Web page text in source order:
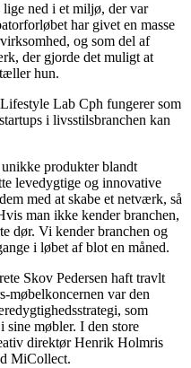
ned i et miljø, der var
har givet en masse
og som del af
der gjorde det muligt at
hun.
Lab Cph fungerer som
i livsstilsbranchen kan
produkter blandt
levedygtige og innovative
med at skabe et netværk, så
man ikke kender branchen,
dør. Vi kender branchen og
i løbet af blot en måned.
Skov Pedersen haft travlt
møbelkoncernen var den
som
sine møbler. I den store
direktør Henrik Holmris
MiCollect.